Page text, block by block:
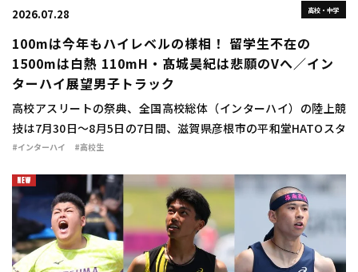
高校・中学
2026.07.28
100mは今年もハイレベルの様相！ 留学生不在の
1500mは白熱 110mH・髙城昊紀は悲願のVへ／イン
ターハイ展望男子トラック
高校アスリートの祭典、全国高校総体（インターハイ）の陸上競
技は7月30日～8月5日の7日間、滋賀県彦根市の平和堂HATOスタ
ジアムで行われる。ここでは、エントリーリストや自己タイム（7
#インターハイ #高校生